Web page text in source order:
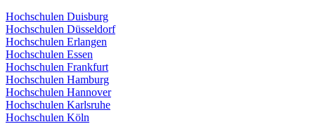
Hochschulen Duisburg
Hochschulen Düsseldorf
Hochschulen Erlangen
Hochschulen Essen
Hochschulen Frankfurt
Hochschulen Hamburg
Hochschulen Hannover
Hochschulen Karlsruhe
Hochschulen Köln